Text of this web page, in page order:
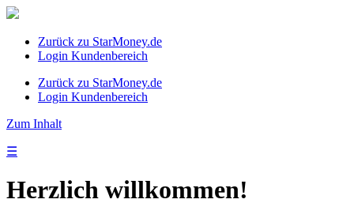
Zurück zu StarMoney.de
Login Kundenbereich
Zurück zu StarMoney.de
Login Kundenbereich
Zum Inhalt
☰
Herzlich willkommen!